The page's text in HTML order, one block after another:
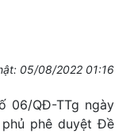
05/08/2022 01:16
06/QĐ-TTg ngày
phê duyệt Đề